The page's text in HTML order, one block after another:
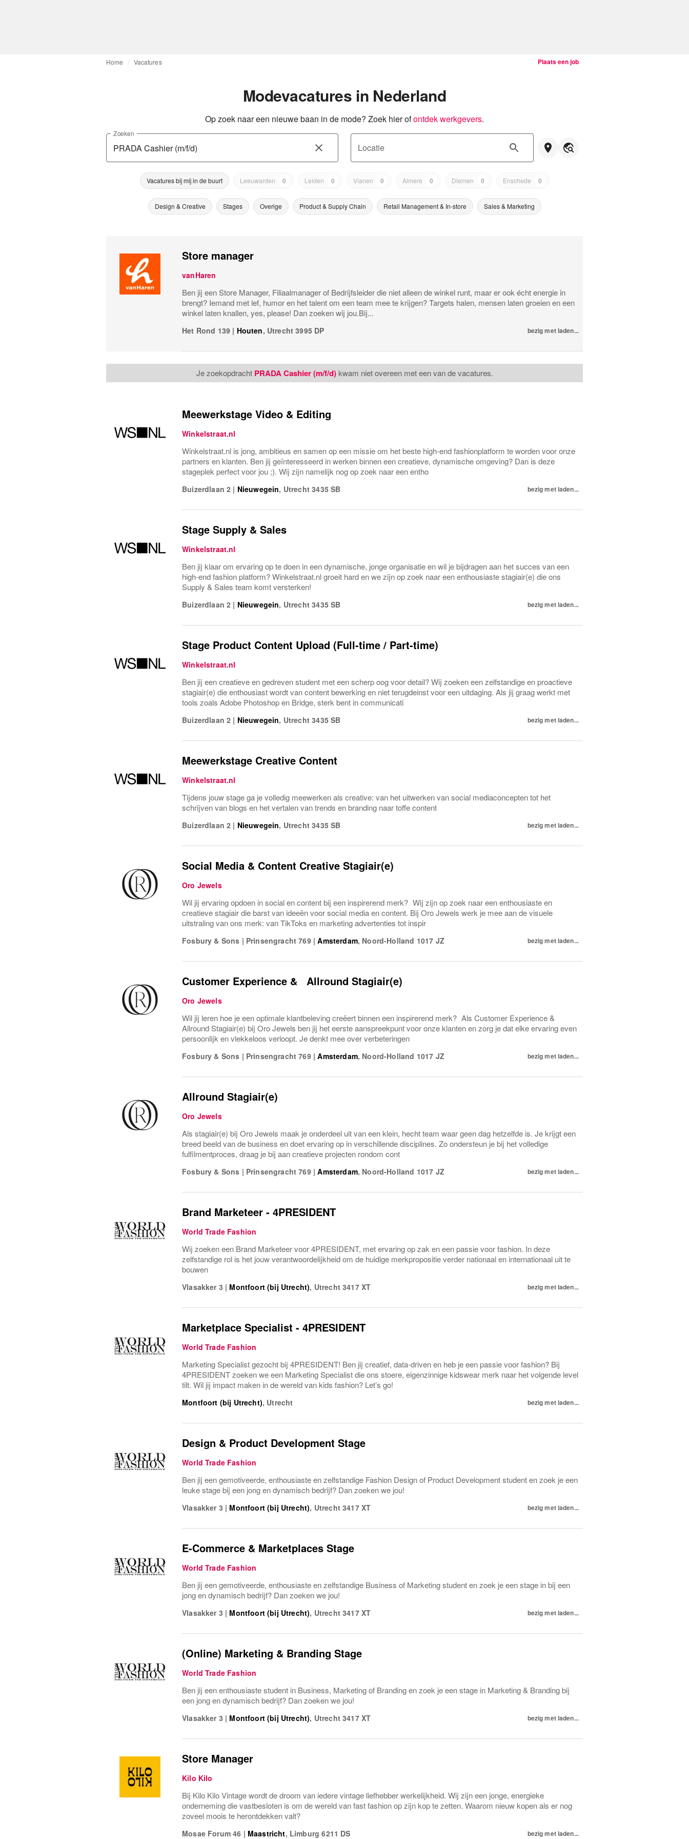
Home Vacatures Plaats een job
Modevacatures in Nederland
Op zoek naar een nieuwe baan in de mode? Zoek hier ofontdek werkgevers.
Zoeken
Locatie
Vacatures bij mij in de buurt Leeuwarden 0 Leiden 0 Vianen 0 Almere 0 Diemen 0 Enschede 0
Design & Creative Stages Overige Product & Supply Chain Retail Management & In-store Sales & Marketing
Store manager
vanHaren
Ben jij een Store Manager, Filiaalmanager of Bedrijfsleider die niet alleen de winkel runt, maar er ook écht energie in
brengt? Iemand met lef, humor en het talent om een team mee te krijgen? Targets halen, mensen laten groeien en een
winkel laten knallen, yes, please! Dan zoeken wij jou.Bij...
Het Rond 139 | Houten, Utrecht 3995 DP bezig met laden...
Je zoekopdracht PRADA Cashier (m/f/d)kwam niet overeen met een van de vacatures.
Meewerkstage Video & Editing
Winkelstraat.nl
Winkelstraat.nl is jong, ambitieus en samen op een missie om het beste high-end fashionplatform te worden voor onze
partners en klanten. Ben jij geïnteresseerd in werken binnen een creatieve, dynamische omgeving? Dan is deze
stageplek perfect voor jou ;). Wij zijn namelijk nog op zoek naar een entho
Buizerdlaan 2 | Nieuwegein, Utrecht 3435 SB bezig met laden...
Stage Supply & Sales
Winkelstraat.nl
Ben jij klaar om ervaring op te doen in een dynamische, jonge organisatie en wil je bijdragen aan het succes van een
high-end fashion platform? Winkelstraat.nl groeit hard en we zijn op zoek naar een enthousiaste stagiair(e) die ons
Supply & Sales team komt versterken!
Buizerdlaan 2 | Nieuwegein, Utrecht 3435 SB bezig met laden...
Stage Product Content Upload (Full-time / Part-time)
Winkelstraat.nl
Ben jij een creatieve en gedreven student met een scherp oog voor detail? Wij zoeken een zelfstandige en proactieve
stagiair(e) die enthousiast wordt van content bewerking en niet terugdeinst voor een uitdaging. Als jij graag werkt met
tools zoals Adobe Photoshop en Bridge, sterk bent in communicati
Buizerdlaan 2 | Nieuwegein, Utrecht 3435 SB bezig met laden...
Meewerkstage Creative Content
Winkelstraat.nl
Tijdens jouw stage ga je volledig meewerken als creative: van het uitwerken van social mediaconcepten tot het
schrijven van blogs en het vertalen van trends en branding naar toffe content
Buizerdlaan 2 | Nieuwegein, Utrecht 3435 SB bezig met laden...
Social Media & Content Creative Stagiair(e)
Oro Jewels
Wil jij ervaring opdoen in social en content bij een inspirerend merk? Wij zijn op zoek naar een enthousiaste en
creatieve stagiair die barst van ideeën voor social media en content. Bij Oro Jewels werk je mee aan de visuele
uitstraling van ons merk: van TikToks en marketing advertenties tot inspir
Fosbury & Sons | Prinsengracht 769 | Amsterdam, Noord-Holland 1017 JZ bezig met laden...
Customer Experience & Allround Stagiair(e)
Oro Jewels
Wil jij leren hoe je een optimale klantbeleving creëert binnen een inspirerend merk? Als Customer Experience &
Allround Stagiair(e) bij Oro Jewels ben jij het eerste aanspreekpunt voor onze klanten en zorg je dat elke ervaring even
persoonlijk en vlekkeloos verloopt. Je denkt mee over verbeteringen
Fosbury & Sons | Prinsengracht 769 | Amsterdam, Noord-Holland 1017 JZ bezig met laden...
Allround Stagiair(e)
Oro Jewels
Als stagiair(e) bij Oro Jewels maak je onderdeel uit van een klein, hecht team waar geen dag hetzelfde is. Je krijgt een
breed beeld van de business en doet ervaring op in verschillende disciplines. Zo ondersteun je bij het volledige
fulfilmentproces, draag je bij aan creatieve projecten rondom cont
Fosbury & Sons | Prinsengracht 769 | Amsterdam, Noord-Holland 1017 JZ bezig met laden...
Brand Marketeer - 4PRESIDENT
World Trade Fashion
Wij zoeken een Brand Marketeer voor 4PRESIDENT, met ervaring op zak en een passie voor fashion. In deze
zelfstandige rol is het jouw verantwoordelijkheid om de huidige merkpropositie verder nationaal en internationaal uit te
bouwen
Vlasakker 3 | Montfoort (bij Utrecht), Utrecht 3417 XT bezig met laden...
Marketplace Specialist - 4PRESIDENT
World Trade Fashion
Marketing Specialist gezocht bij 4PRESIDENT! Ben jij creatief, data-driven en heb je een passie voor fashion? Bij
4PRESIDENT zoeken we een Marketing Specialist die ons stoere, eigenzinnige kidswear merk naar het volgende level
tilt. Wil jij impact maken in de wereld van kids fashion? Let’s go!
Montfoort (bij Utrecht), Utrecht bezig met laden...
Design & Product Development Stage
World Trade Fashion
Ben jij een gemotiveerde, enthousiaste en zelfstandige Fashion Design of Product Development student en zoek je een
leuke stage bij een jong en dynamisch bedrijf? Dan zoeken we jou!
Vlasakker 3 | Montfoort (bij Utrecht), Utrecht 3417 XT bezig met laden...
E-Commerce & Marketplaces Stage
World Trade Fashion
Ben jij een gemotiveerde, enthousiaste en zelfstandige Business of Marketing student en zoek je een stage in bij een
jong en dynamisch bedrijf? Dan zoeken we jou!
Vlasakker 3 | Montfoort (bij Utrecht), Utrecht 3417 XT bezig met laden...
(Online) Marketing & Branding Stage
World Trade Fashion
Ben jij een enthousiaste student in Business, Marketing of Branding en zoek je een stage in Marketing & Branding bij
een jong en dynamisch bedrijf? Dan zoeken we jou!
Vlasakker 3 | Montfoort (bij Utrecht), Utrecht 3417 XT bezig met laden...
Store Manager
Kilo Kilo
Bij Kilo Kilo Vintage wordt de droom van iedere vintage liefhebber werkelijkheid. Wij zijn een jonge, energieke
onderneming die vastbesloten is om de wereld van fast fashion op zijn kop te zetten. Waarom nieuw kopen als er nog
zoveel moois te herontdekken valt?
Mosae Forum 46 | Maastricht, Limburg 6211 DS bezig met laden...